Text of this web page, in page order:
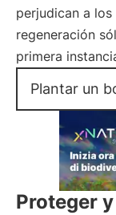
perjudican a
regeneración
primera
Plantar un
Proteger